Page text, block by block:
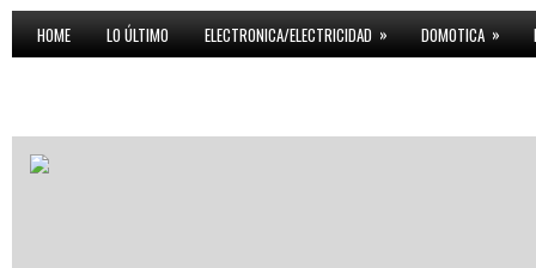
HOME LO ÚLTIMO ELECTRONICA/ELECTRICIDAD » DOMOTICA »